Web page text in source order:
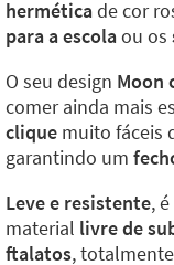
herméticade cor
para a escolaou os
O seu design Moon
comer ainda mais
clique muito fáceis
garantindo um
Leve e resistente,
material livre de
ftalatos,